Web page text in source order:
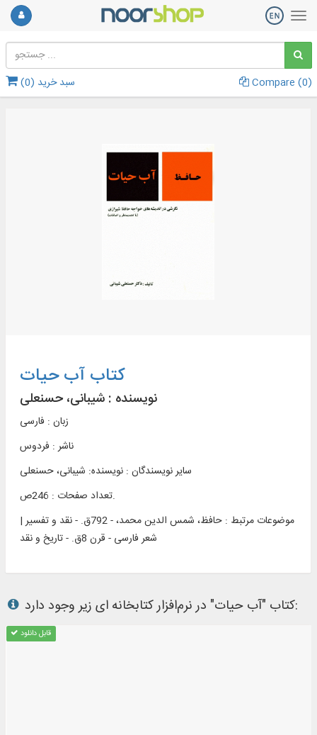
سبد خرید (0
) Compare (0)
کتاب آب حیات
نویسنده : شیبانی، حسنعلی
زبان : فارسی
ناشر : فردوس
سایر نویسندگان : نویسنده: شیبانی، حسنعلی
تعداد صفحات : 246ص.
موضوعات مرتبط :
حافظ، شمس الدین محمد، - 792ق. - نقد و تفسیر |
شعر فارسی - قرن 8ق. - تاریخ و نقد
کتاب "آب حیات" در نرم‌افزار کتابخانه ای زیر وجود دارد:
قابل دانلود